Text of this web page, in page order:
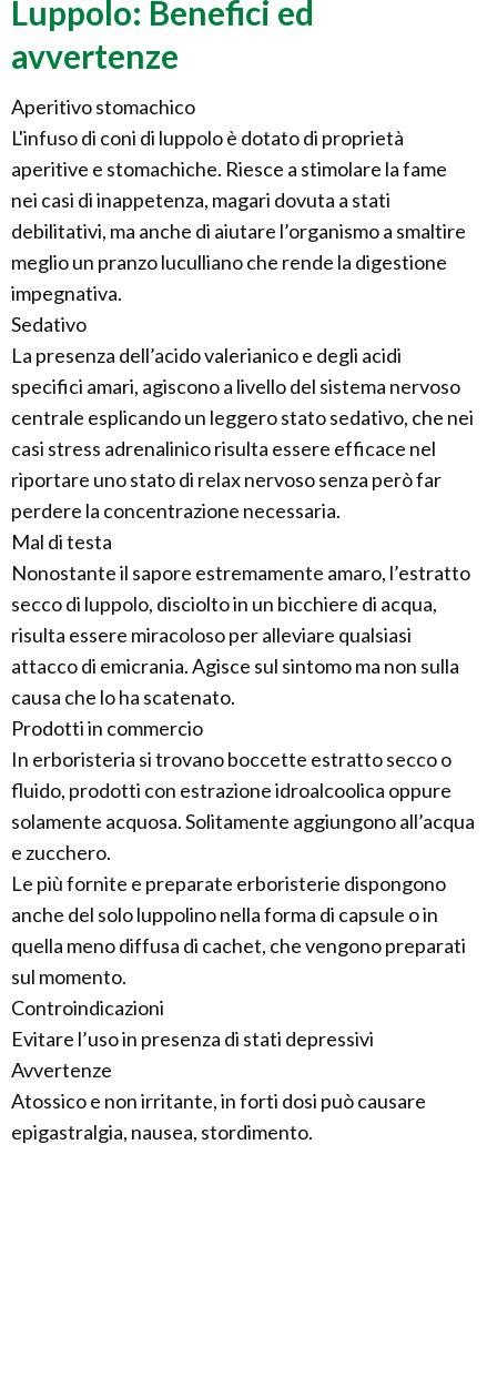
Luppolo: Benefici ed
avvertenze
Aperitivo stomachico
L'infuso di coni di luppolo è dotato di proprietà
aperitive e stomachiche. Riesce a stimolare la fame
nei casi di inappetenza, magari dovuta a stati
debilitativi, ma anche di aiutare l’organismo a smaltire
meglio un pranzo luculliano che rende la digestione
impegnativa.
Sedativo
La presenza dell’acido valerianico e degli acidi
specifici amari, agiscono a livello del sistema nervoso
centrale esplicando un leggero stato sedativo, che nei
casi stress adrenalinico risulta essere efficace nel
riportare uno stato di relax nervoso senza però far
perdere la concentrazione necessaria.
Mal di testa
Nonostante il sapore estremamente amaro, l’estratto
secco di luppolo, disciolto in un bicchiere di acqua,
risulta essere miracoloso per alleviare qualsiasi
attacco di emicrania. Agisce sul sintomo ma non sulla
causa che lo ha scatenato.
Prodotti in commercio
In erboristeria si trovano boccette estratto secco o
fluido, prodotti con estrazione idroalcoolica oppure
solamente acquosa. Solitamente aggiungono all’acqua
e zucchero.
Le più fornite e preparate erboristerie dispongono
anche del solo luppolino nella forma di capsule o in
quella meno diffusa di cachet, che vengono preparati
sul momento.
Controindicazioni
Evitare l’uso in presenza di stati depressivi
Avvertenze
Atossico e non irritante, in forti dosi può causare
epigastralgia, nausea, stordimento.